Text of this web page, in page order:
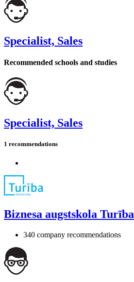
Specialist, Sales
Recommended schools and studies
Specialist, Sales
1 recommendations
Biznesa augstskola Turība
340 company recommendations